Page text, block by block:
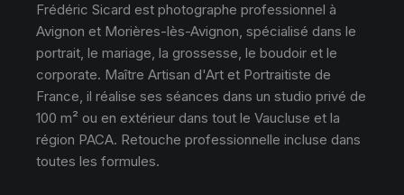
Frédéric Sicard est photographe professionnel à
Avignon et Morières-lès-Avignon, spécialisé dans le
portrait, le mariage, la grossesse, le boudoir et le
corporate. Maître Artisan d'Art et Portraitiste de
France, il réalise ses séances dans un studio privé de
100 m² ou en extérieur dans tout le Vaucluse et la
région PACA. Retouche professionnelle incluse dans
toutes les formules.